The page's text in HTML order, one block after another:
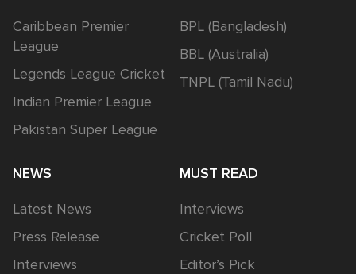
Caribbean Premier
League
Legends League Cricket
Indian Premier League
Pakistan Super League
BPL (Bangladesh)
BBL (Australia)
TNPL (Tamil Nadu)
NEWS
Latest News
Press Release
Interviews
MUST READ
Interviews
Cricket Poll
Editor’s Pick